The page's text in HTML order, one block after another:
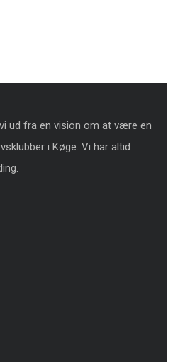
vi ud fra en vision om at være en
i Køge. Vi har altid